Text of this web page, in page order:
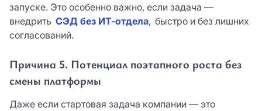
запуске. Это особенно важно, если задача —
внедрить СЭД без ИТ-отдела, быстро и без лишних
согласований.
Причина 5. Потенциал поэтапного роста без
смены платформы
Даже если стартовая задача компании — это